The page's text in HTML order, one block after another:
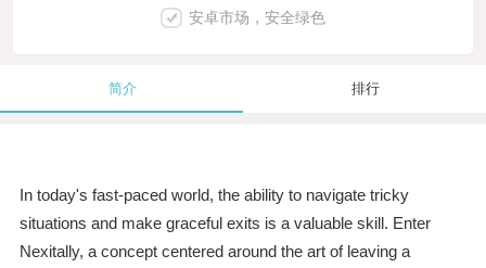
安卓市场，安全绿色
简介 排行
In today's fast-paced world, the ability to navigate tricky
situations and make graceful exits is a valuable skill. Enter
Nexitally, a concept centered around the art of leaving a